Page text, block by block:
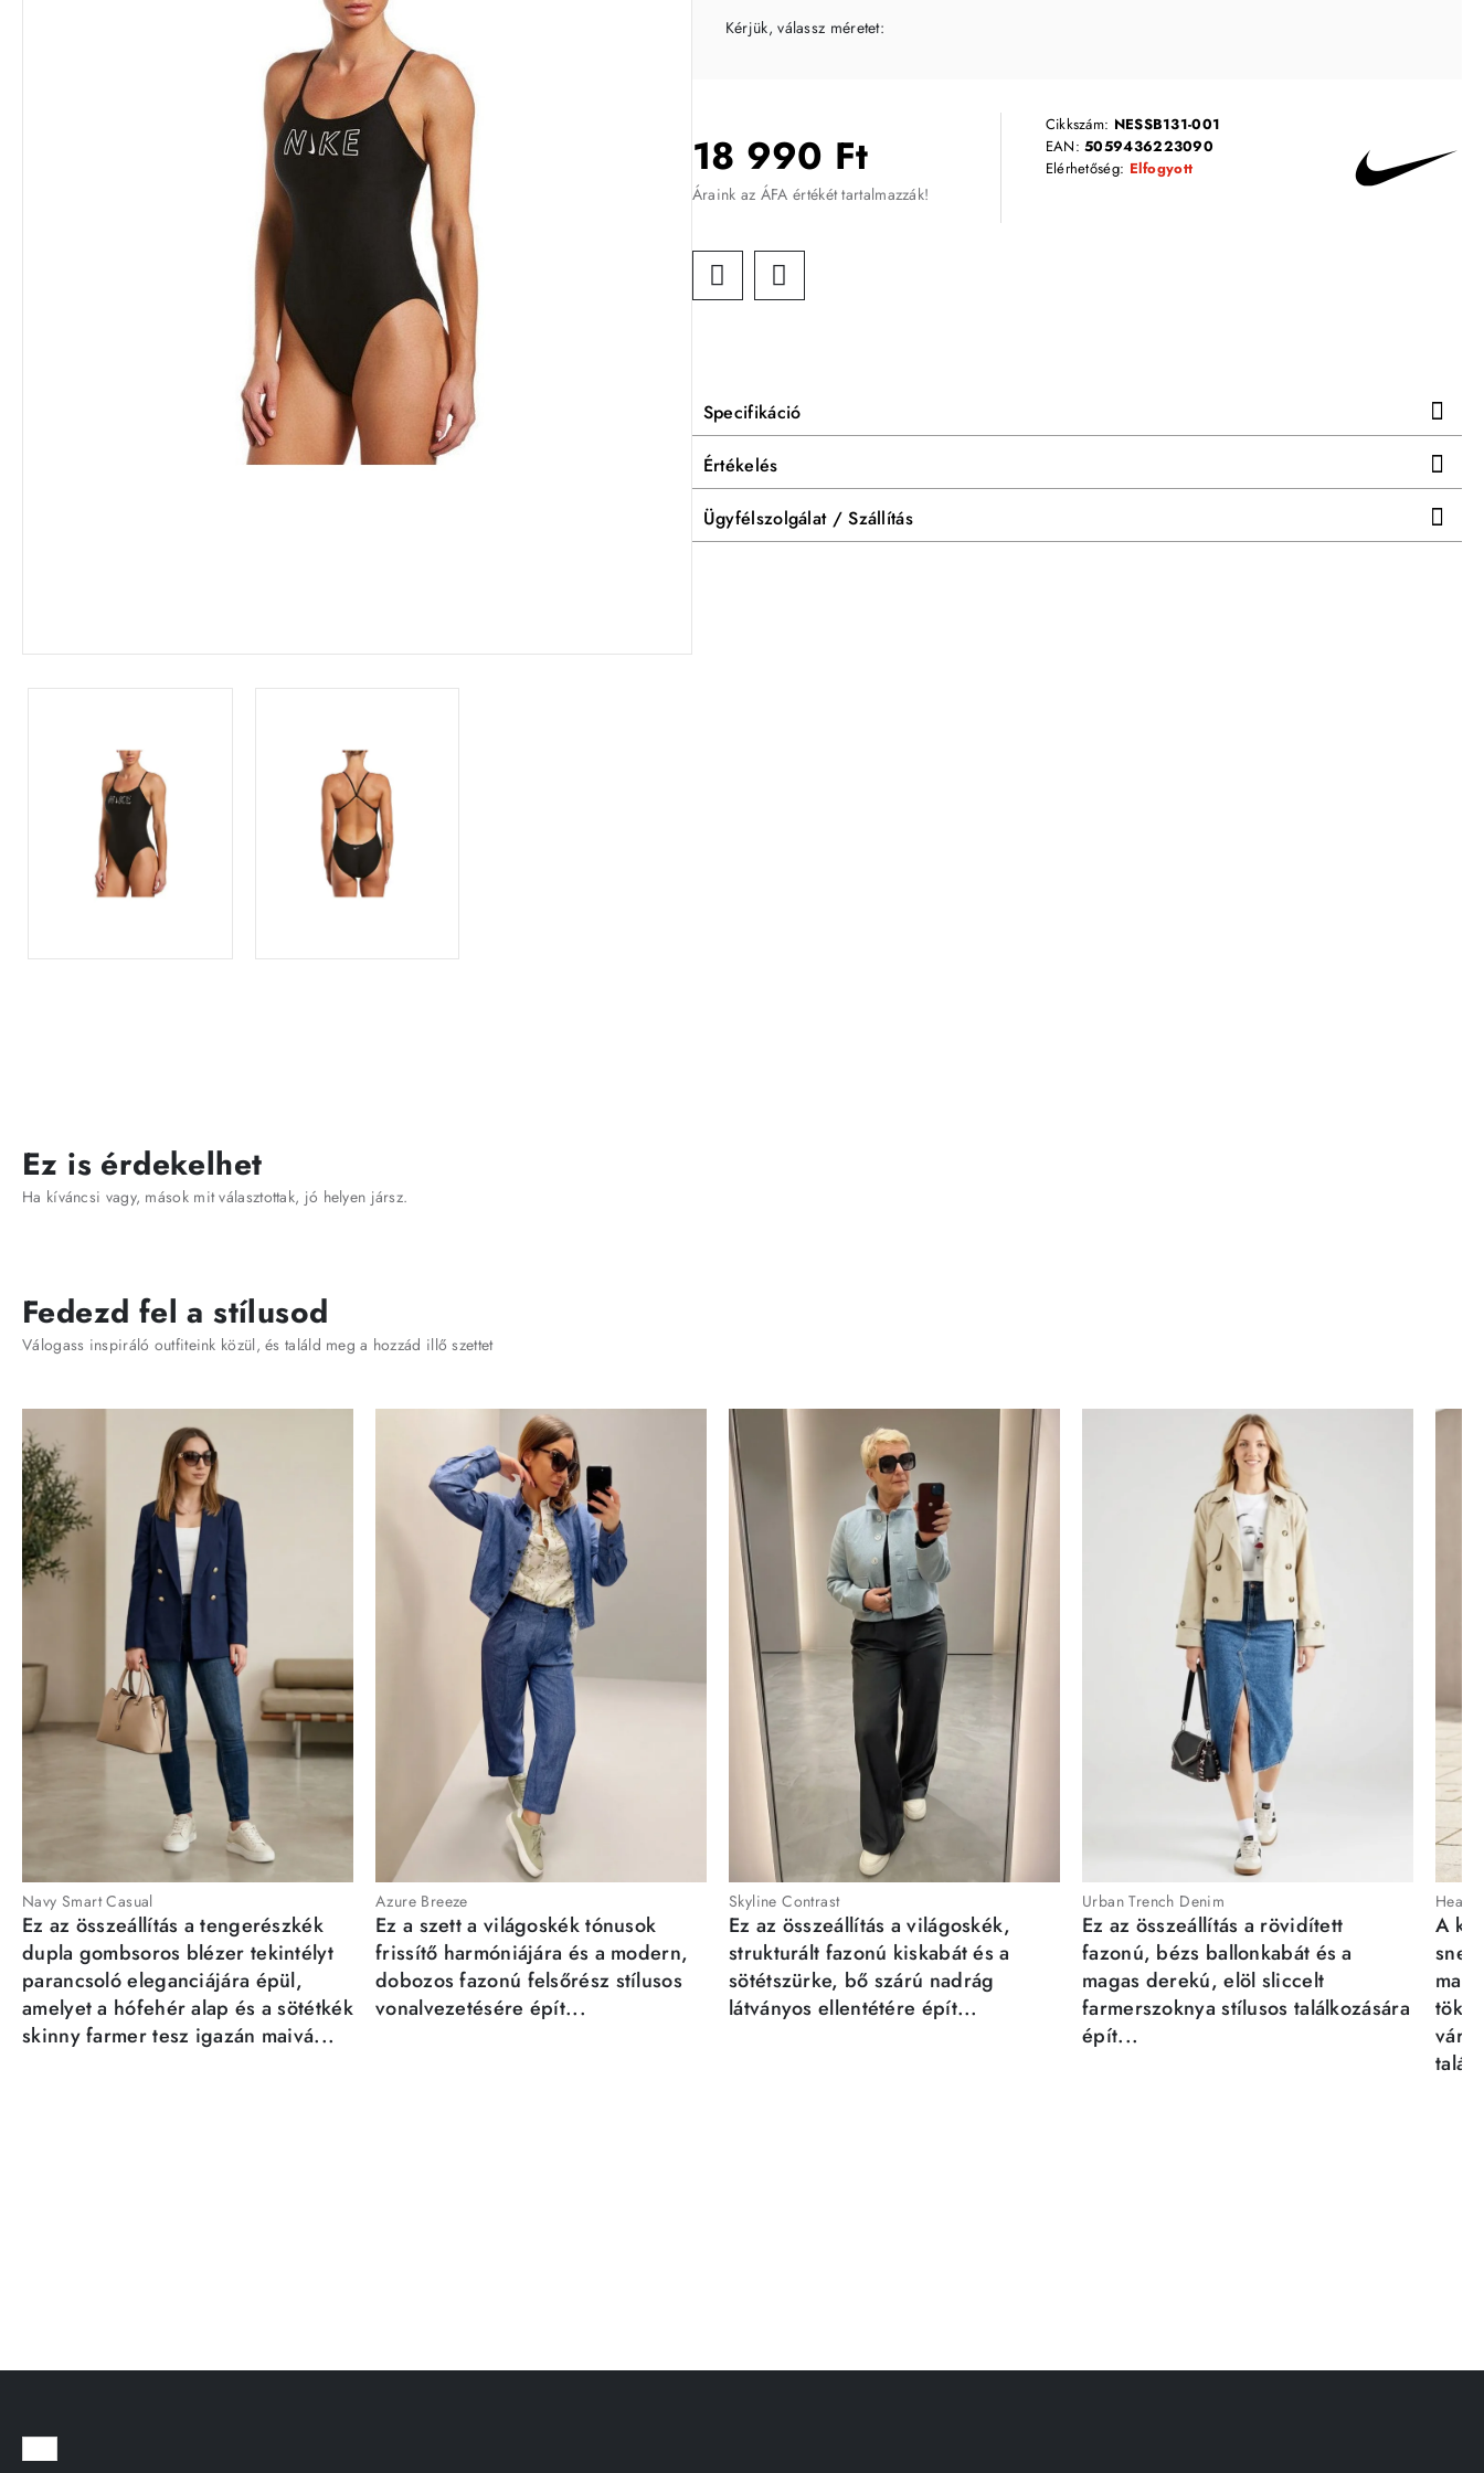
18 990 Ft
Áraink az ÁFA értékét tartalmazzák!
Cikkszám: NESSB131-001
EAN:5059436223090
Elérhetőség: Elfogyott
Kérjük, válassz méretet:
Specifikáció
Értékelés
Ügyfélszolgálat / Szállítás
Ez is érdekelhet
Ha kíváncsi vagy, mások mit választottak, jó helyen jársz.
Fedezd fel a stílusod
Válogass inspiráló outfiteink közül, és találd meg a hozzád illő szettet
Navy Smart Casual
Ez az összeállítás a tengerészkék
dupla gombsoros blézer tekintélyt
parancsoló eleganciájára épül,
amelyet a hófehér alap és a sötétkék
skinny farmer tesz igazán maivá...
Azure Breeze
Ez a szett a világoskék tónusok
frissítő harmóniájára és a modern,
dobozos fazonú felsőrész stílusos
vonalvezetésére épít...
Skyline Contrast
Ez az összeállítás a világoskék,
strukturált fazonú kiskabát és a
sötétszürke, bő szárú nadrág
látványos ellentétére épít...
Urban Trench Denim
Ez az összeállítás a rövidített
fazonú, bézs ballonkabát és a
magas derekú, elöl sliccelt
farmerszoknya stílusos találkozására
épít...
A